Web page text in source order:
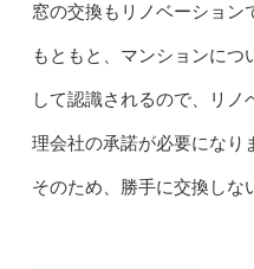
窓の交換もリノベーション
もともと、マンションにつ
して認識されるので、リノ
理会社の承諾が必要になり
そのため、勝手に交換しな